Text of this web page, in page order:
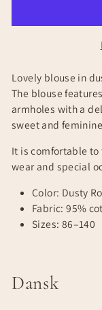
Lovely blouse in
The blouse
armholes with a
sweet and
It is comfortable to
wear and special
Color: Dusty
Fabric: 95%
Sizes: 86–140
Dansk